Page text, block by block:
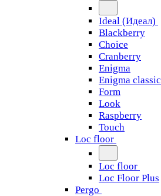
Ideal (Идеал)
Blackberry
Choice
Cranberry
Enigma
Enigma classic
Form
Look
Raspberry
Touch
Loc floor
Loc floor
Loc Floor Plus
Pergo